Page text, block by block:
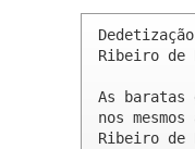
Ribeiro de
As baratas
nos
Ribeiro de